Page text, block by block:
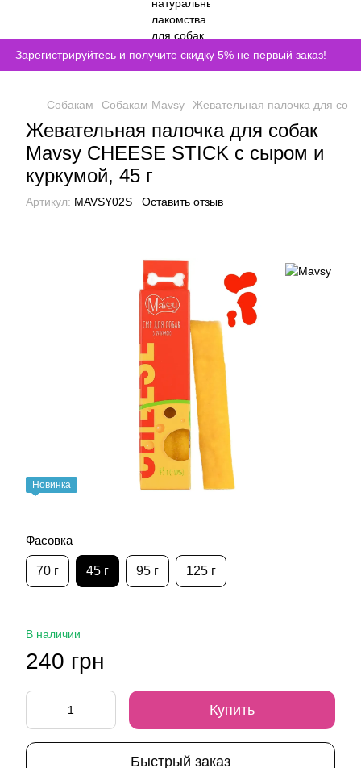
Зарегистрируйтесь и получите скидку 5% не первый заказ!
Собакам Собакам Mavsy Жевательная палочка для
Жевательная палочка для собак
Mavsy CHEESE STICK с сыром и
куркумой, 45 г
Артикул: MAVSY02S Оставить отзыв
Новинка
Фасовка
70 г 45 г 95 г 125 г
В наличии
240 грн
Купить
Быстрый заказ